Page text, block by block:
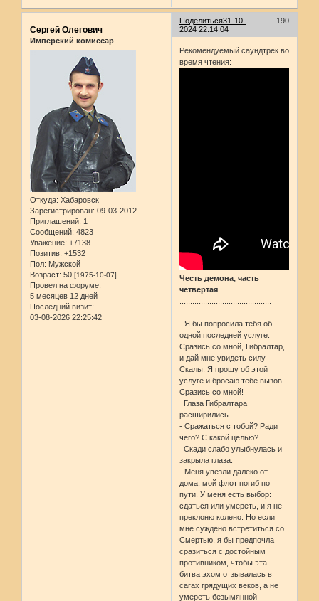
Поделиться 190
31-10-
2024 22:14:04
Сергей Олегович
Имперский комиссар
Откуда: Хабаровск
Зарегистрирован: 09-03-2012
Приглашений: 1
Сообщений: 4823
Уважение: +7138
Позитив: +1532
Пол: Мужской
Возраст: 50 [1975-10-07]
Провел на форуме:
5 месяцев 12 дней
Последний визит:
03-08-2026 22:25:42
Рекомендуемый саундтрек во
время чтения:
Честь демона, часть
четвертая
- Я бы попросила тебя об
одной последней услуге.
Сразись со мной, Гибралтар,
и дай мне увидеть силу
Скалы. Я прошу об этой
услуге и бросаю тебе вызов.
Сразись со мной!
Глаза Гибралтара
расширились.
- Сражаться с тобой? Ради
чего? С какой целью?
Скади слабо улыбнулась и
закрыла глаза.
- Меня увезли далеко от
дома, мой флот погиб по
пути. У меня есть выбор:
сдаться или умереть, и я не
преклоню колено. Но если
мне суждено встретиться со
Смертью, я бы предпочла
сразиться с достойным
противником, чтобы эта
битва эхом отзывалась в
сагах грядущих веков, а не
умереть безымянной